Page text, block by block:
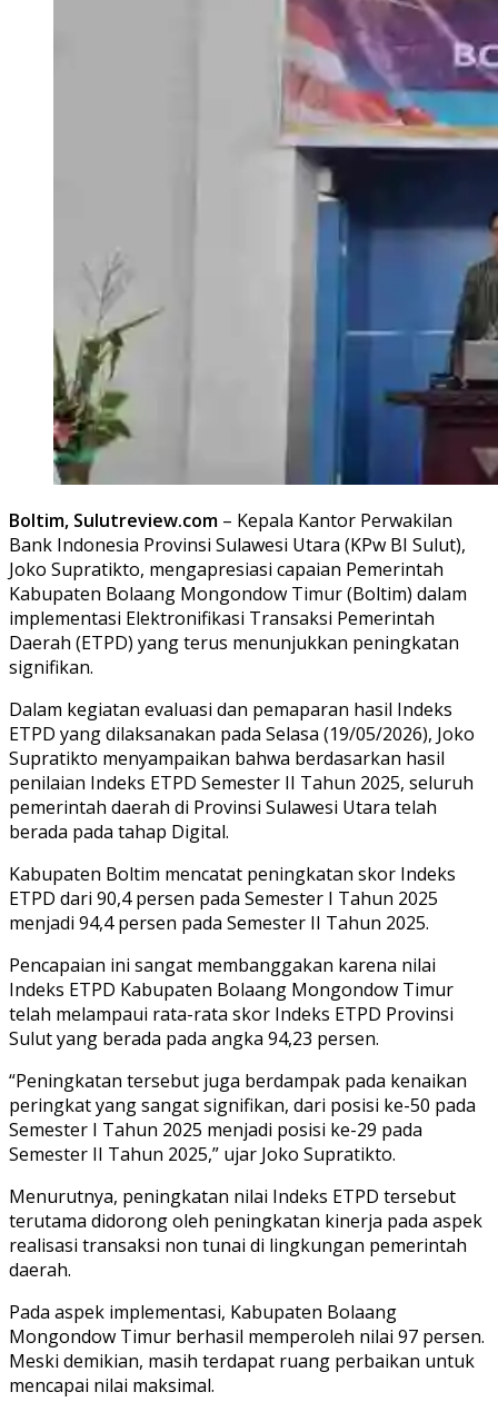
Boltim, Sulutreview.com – Kepala Kantor Perwakilan
Bank Indonesia Provinsi Sulawesi Utara (KPw BI Sulut),
Joko Supratikto, mengapresiasi capaian Pemerintah
Kabupaten Bolaang Mongondow Timur (Boltim) dalam
implementasi Elektronifikasi Transaksi Pemerintah
Daerah (ETPD) yang terus menunjukkan peningkatan
signifikan.
Dalam kegiatan evaluasi dan pemaparan hasil Indeks
ETPD yang dilaksanakan pada Selasa (19/05/2026), Joko
Supratikto menyampaikan bahwa berdasarkan hasil
penilaian Indeks ETPD Semester II Tahun 2025, seluruh
pemerintah daerah di Provinsi Sulawesi Utara telah
berada pada tahap Digital.
Kabupaten Boltim mencatat peningkatan skor Indeks
ETPD dari 90,4 persen pada Semester I Tahun 2025
menjadi 94,4 persen pada Semester II Tahun 2025.
Pencapaian ini sangat membanggakan karena nilai
Indeks ETPD Kabupaten Bolaang Mongondow Timur
telah melampaui rata-rata skor Indeks ETPD Provinsi
Sulut yang berada pada angka 94,23 persen.
“Peningkatan tersebut juga berdampak pada kenaikan
peringkat yang sangat signifikan, dari posisi ke-50 pada
Semester I Tahun 2025 menjadi posisi ke-29 pada
Semester II Tahun 2025,” ujar Joko Supratikto.
Menurutnya, peningkatan nilai Indeks ETPD tersebut
terutama didorong oleh peningkatan kinerja pada aspek
realisasi transaksi non tunai di lingkungan pemerintah
daerah.
Pada aspek implementasi, Kabupaten Bolaang
Mongondow Timur berhasil memperoleh nilai 97 persen.
Meski demikian, masih terdapat ruang perbaikan untuk
mencapai nilai maksimal.